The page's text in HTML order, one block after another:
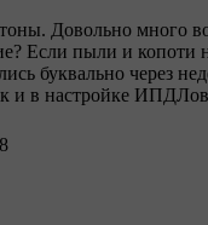
Довольно много
Если пыли и копоти
буквально через
и в настройке